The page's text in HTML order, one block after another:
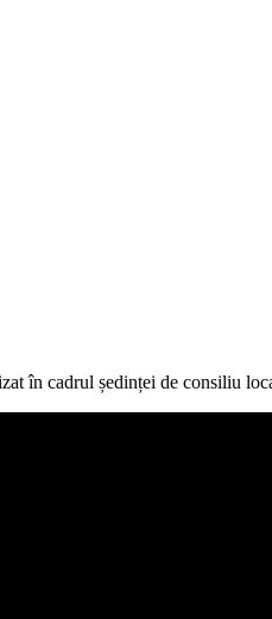
în cadrul ședinței de consiliu